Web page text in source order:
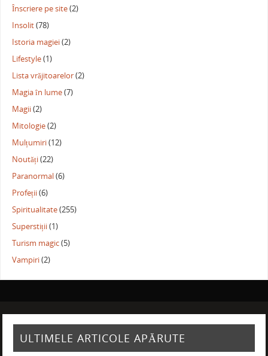
Înscriere pe site(2)
Insolit(78)
Istoria magiei(2)
Lifestyle(1)
Lista vrăjitoarelor(2)
Magia în lume(7)
Magii(2)
Mitologie(2)
Mulțumiri(12)
Noutăți(22)
Paranormal(6)
Profeții(6)
Spiritualitate(255)
Superstiții(1)
Turism magic(5)
Vampiri(2)
ULTIMELE ARTICOLE APĂRUTE